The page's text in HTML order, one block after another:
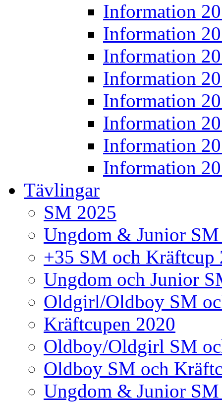
Information
Information
Information
Information
Information
Information
Information
Information
Tävlingar
SM 2025
Ungdom & Junior
+35 SM och Kräftcup
Ungdom och Junior
Oldgirl/Oldboy SM
Kräftcupen 2020
Oldboy/Oldgirl SM
Oldboy SM och
Ungdom & Junior